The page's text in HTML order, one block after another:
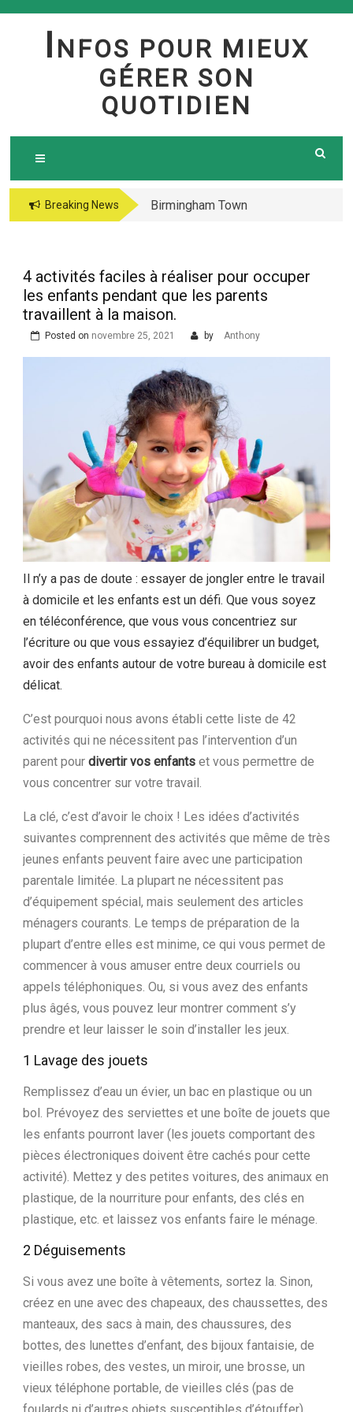
Skip
I NFOS POUR MIEUX
GÉRER SON
QUOTIDIEN
Breaking News
Birmingham Town
The jetsetter casino
lord of your sea pokie
play Totally free
Harbors Mercantile
Office Solutions Pvt
4 activités faciles à réaliser pour occuper
les enfants pendant que les parents
travaillent à la maison.
Posted on novembre 25, 2021 by Anthony
Il n’y a pas de doute : essayer de jongler entre le travail
à domicile et les enfants est un défi. Que vous soyez
en téléconférence, que vous vous concentriez sur
l’écriture ou que vous essayiez d’équilibrer un budget,
avoir des enfants autour de votre bureau à domicile est
délicat.
C’est pourquoi nous avons établi cette liste de 42
activités qui ne nécessitent pas l’intervention d’un
parent pour divertir vos enfants et vous permettre de
vous concentrer sur votre travail.
La clé, c’est d’avoir le choix ! Les idées d’activités
suivantes comprennent des activités que même de très
jeunes enfants peuvent faire avec une participation
parentale limitée. La plupart ne nécessitent pas
d’équipement spécial, mais seulement des articles
ménagers courants. Le temps de préparation de la
plupart d’entre elles est minime, ce qui vous permet de
commencer à vous amuser entre deux courriels ou
appels téléphoniques. Ou, si vous avez des enfants
plus âgés, vous pouvez leur montrer comment s’y
prendre et leur laisser le soin d’installer les jeux.
1 Lavage des jouets
Remplissez d’eau un évier, un bac en plastique ou un
bol. Prévoyez des serviettes et une boîte de jouets que
les enfants pourront laver (les jouets comportant des
pièces électroniques doivent être cachés pour cette
activité). Mettez y des petites voitures, des animaux en
plastique, de la nourriture pour enfants, des clés en
plastique, etc. et laissez vos enfants faire le ménage.
2 Déguisements
Si vous avez une boîte à vêtements, sortez la. Sinon,
créez en une avec des chapeaux, des chaussettes, des
manteaux, des sacs à main, des chaussures, des
bottes, des lunettes d’enfant, des bijoux fantaisie, de
vieilles robes, des vestes, un miroir, une brosse, un
vieux téléphone portable, de vieilles clés (pas de